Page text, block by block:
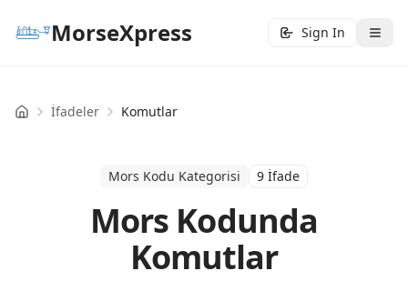
MorseXpress Sign In
Home İfadeler Komutlar
Mors Kodu Kategorisi 9 İfade
Mors Kodunda
Komutlar